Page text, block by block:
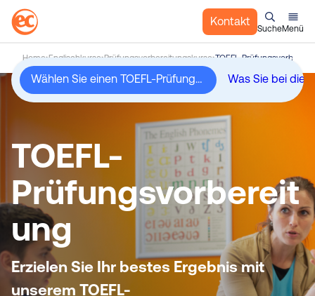
s
i
Kontakt
SucheMenü
Home Englischkurse Prüfungsvorbereitungskurse TOEFL-
TOEFL-
Prüfungsvorbereit
ung
Erzielen Sie Ihr bestes Ergebnis mit
unserem TOEFL-
Wählen Sie einen TOEFL-Prüfungsvorbereitungskurs an einem Ort, den Sie lieben werden